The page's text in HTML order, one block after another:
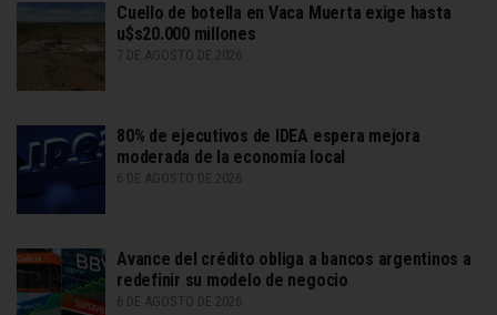
Cuello de botella en Vaca Muerta exige hasta
u$s20.000 millones
7 DE AGOSTO DE 2026
80% de ejecutivos de IDEA espera mejora
moderada de la economía local
6 DE AGOSTO DE 2026
Avance del crédito obliga a bancos argentinos a
redefinir su modelo de negocio
6 DE AGOSTO DE 2026